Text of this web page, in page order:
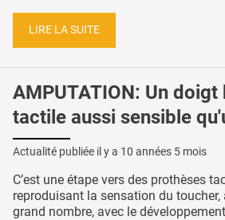
LIRE LA SUITE
AMPUTATION: Un
tactile aussi sensible
Actualité publiée il y a 10 années 5 mois
C’est une étape vers des prothèses
reproduisant la sensation du
grand nombre, avec le